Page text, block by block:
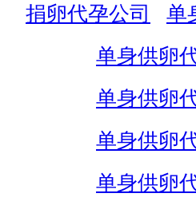
捐卵代孕公司
单
单身供卵
单身供卵
单身供卵
单身供卵